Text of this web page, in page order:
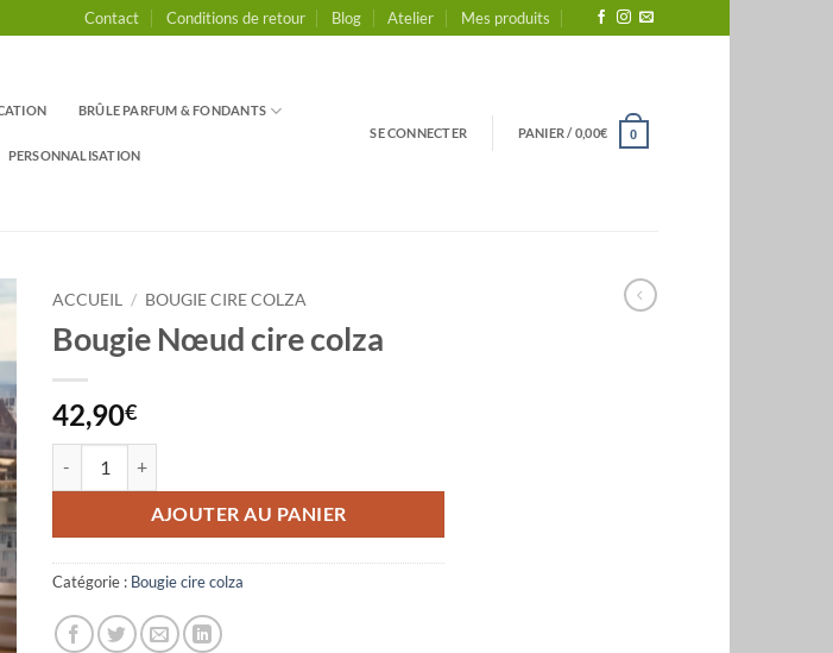
Contact Conditions de retour Blog Atelier Mes produits
BRÛLE PARFUM & FONDANTS
PERSONNALISATION
SE CONNECTER PANIER /0,00€ 0
ACCUEIL / BOUGIE CIRE COLZA
Bougie Nœud cire colza
42,90€
AJOUTER AU PANIER
Catégorie : Bougie cire colza